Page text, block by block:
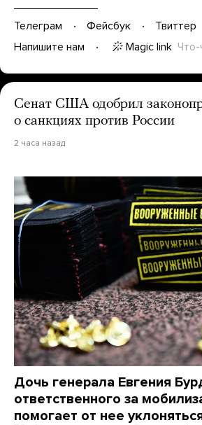
Телеграм Фейсбук Твиттер
Напишите нам
Magic link Что-
Сенат США одобрил
о санкциях против России
2 часа назад
Дочь генерала Евгения
ответственного за
помогает от нее